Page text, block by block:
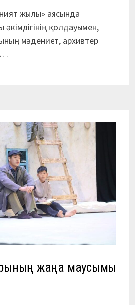
жылы» аясында
қолдауымен,
мәдениет, архивтер
…
жаңа маусымы